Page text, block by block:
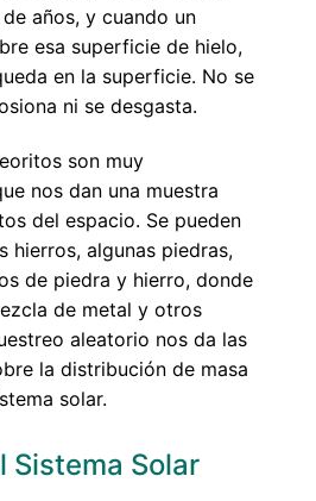
años, y cuando un
esa superficie de hielo,
en la superficie. No se
ni se desgasta.
son muy
nos dan una muestra
del espacio. Se pueden
hierros, algunas piedras,
de piedra y hierro, donde
de metal y otros
aleatorio nos da las
la distribución de masa
solar.
Sistema Solar